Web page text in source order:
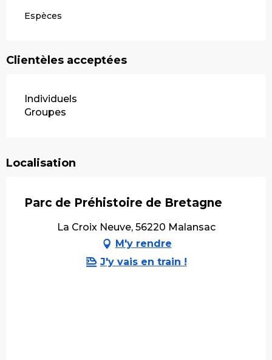
Espèces
Clientèles acceptées
Individuels
Groupes
Localisation
Parc de Préhistoire de Bretagne
La Croix Neuve, 56220 Malansac
M'y rendre
J'y vais en train !